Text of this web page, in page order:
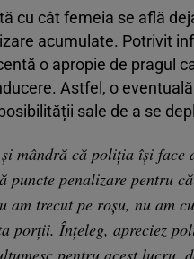
cu cât femeia se află
acumulate. Potrivit
o apropie de pragul
Astfel, o
sale de a se
mândră că poliția își face
puncte penalizare pentru
am trecut pe roșu, nu am
porții. Înțeleg, apreciez